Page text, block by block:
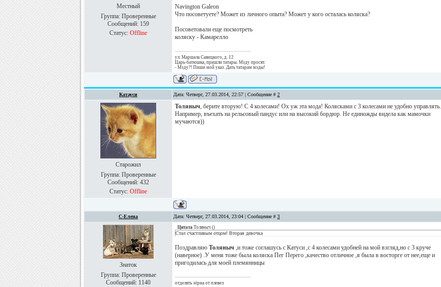
Местный
Группа: Проверенные
Сообщений: 159
Статус: Offline
Navington Galeon
Что посоветуете? Может из личного опыта? Может у кого осталась коляска?
Посоветовали еще посмотреть
коляску - Камарелло
ул. Маршала Савицкого, д. 12
Царь-батюшка, пришли татары. Мзду просят.
- Мзду?! Пиши мой указ. Дать татарам мзды!
Катауси Дата: Четверг, 27.03.2014, 22:57 | Сообщение # 2
Старожил
Группа: Проверенные
Сообщений: 432
Статус: Offline
Толяныч, берите вторую! С 4 колесами! Ох уж эта мода! Колясками с 3 колесами не удобно управлять.
Например, въехать на рельсовый пандус или на высокий бордюр. Не единожды видела как мамочки
мучаются))
С-Елена Дата: Четверг, 27.03.2014, 23:04 | Сообщение # 3
Знаток
Группа: Проверенные
Сообщений: 1140
Цитата Толяныч ()
Стал счастливым отцом! Вторая девочка
Поздравляю Толяныч ,и тоже соглашусь с Катуси ,с 4 колесами удобней на мой взгляд,но с 3 круче
(наверное) .У меня тоже была коляска Пег Перего ,качество отличное ,я была в восторге от нее,еще и
пригодилась для моей племянницы
отделять зёрна от плевел